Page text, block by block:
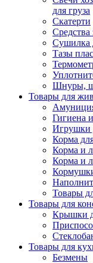
для груза
Скатерти
Сушилка
Тазы
Шнуры,
Товары для
Гигиена
Игрушки
Корма
Корма и
Корма и
Товары
Товары для
Крышки
Товары для
Безмены